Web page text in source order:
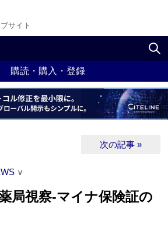
サイト
購読・購入・登録
次の記事 »
∨
局視察‐マイナ保険証の